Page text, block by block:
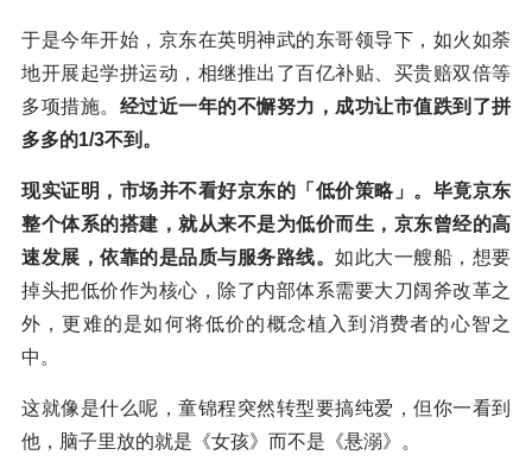
于是今年开始，京东在英明神武的东哥领导下，如火如荼
地开展起学拼运动，相继推出了百亿补贴、买贵赔双倍等
多项措施。 经过近一年的不懈努力，成功让市值跌到了拼
多多的1/3不到。
现实证明，市场并不看好京东的「低价策略」。毕竟京东
整个体系的搭建，就从来不是为低价而生，京东曾经的高
速发展，依靠的是品质与服务路线。 如此大一艘船，想要
掉头把低价作为核心，除了内部体系需要大刀阔斧改革之
外，更难的是如何将低价的概念植入到消费者的心智之
中。
这就像是什么呢，童锦程突然转型要搞纯爱，但你一看到
他，脑子里放的就是《女孩》而不是《悬溺》。